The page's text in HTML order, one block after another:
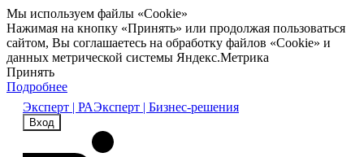
Мы используем файлы «Cookie»
Нажимая на кнопку «Принять» или продолжая пользоваться
сайтом, Вы соглашаетесь на обработку файлов «Cookie» и
данных метрической системы Яндекс.Метрика
Принять
Подробнее
Эксперт | РАЭксперт | Бизнес-решения
Вход